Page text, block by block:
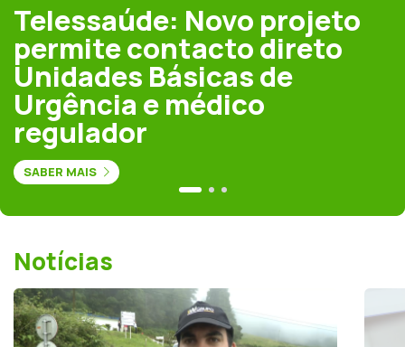
Telessaúde: Novo projeto
permite contacto direto
Unidades Básicas de
Urgência e médico
regulador
SABER MAIS
Notícias